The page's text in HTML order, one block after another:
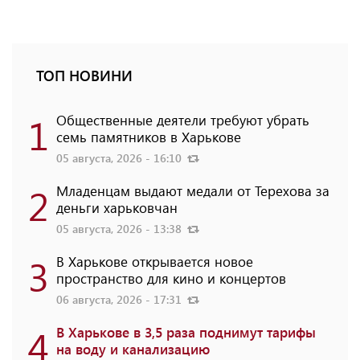
ТОП НОВИНИ
1 Общественные деятели требуют убрать
семь памятников в Харькове
05 августа, 2026 - 16:10
2 Младенцам выдают медали от Терехова за
деньги харьковчан
05 августа, 2026 - 13:38
3 В Харькове открывается новое
пространство для кино и концертов
06 августа, 2026 - 17:31
4 В Харькове в 3,5 раза поднимут тарифы
на воду и канализацию